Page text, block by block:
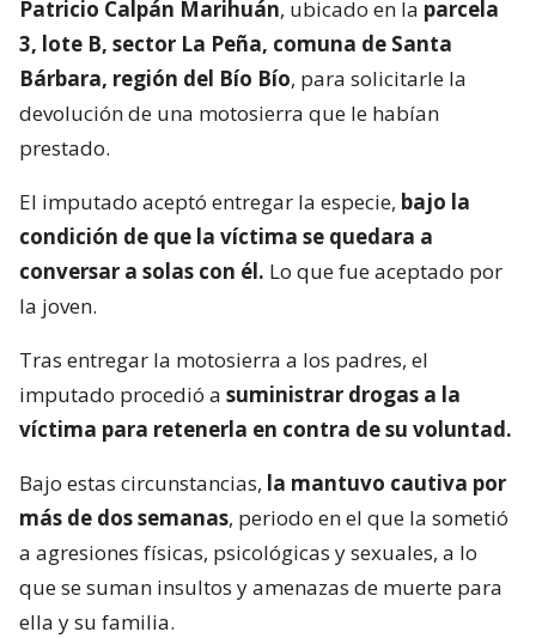
Patricio Calpán Marihuán, ubicado en la parcela
3, lote B, sector La Peña, comuna de Santa
Bárbara, región del Bío Bío, para solicitarle la
devolución de una motosierra que le habían
prestado.
El imputado aceptó entregar la especie, bajo la
condición de que la víctima se quedara a
conversar a solas con él. Lo que fue aceptado por
la joven.
Tras entregar la motosierra a los padres, el
imputado procedió a suministrar drogas a la
víctima para retenerla en contra de su voluntad.
Bajo estas circunstancias, la mantuvo cautiva por
más de dos semanas, periodo en el que la sometió
a agresiones físicas, psicológicas y sexuales, a lo
que se suman insultos y amenazas de muerte para
ella y su familia.